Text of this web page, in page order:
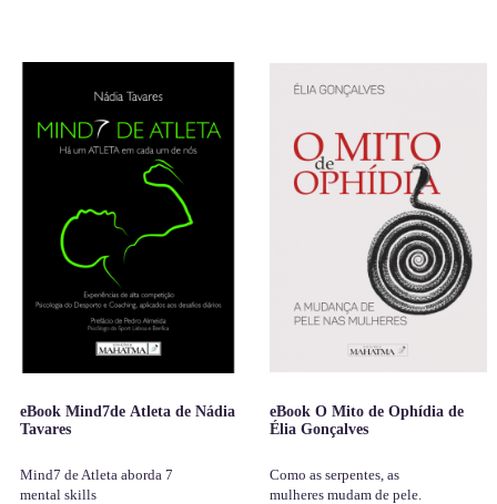
eBook Mind7de Atleta de Nádia
Tavares
Mind7 de Atleta aborda 7
mental skills
eBook O Mito de Ophídia de
Élia Gonçalves
Como as serpentes, as
mulheres mudam de pele.